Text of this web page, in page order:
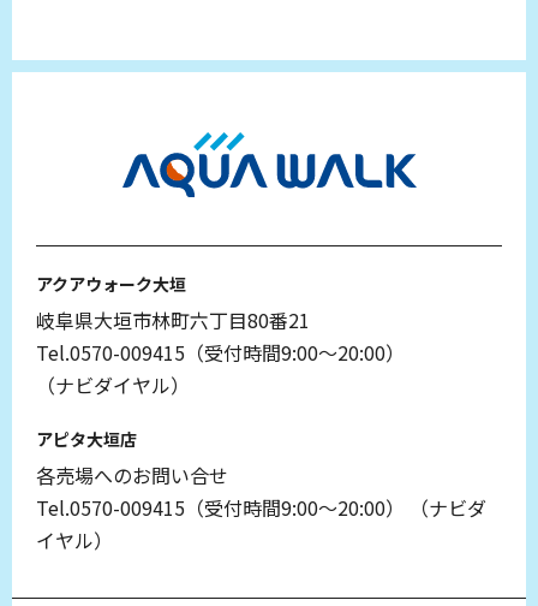
アクアウォーク大垣
岐阜県大垣市林町六丁目80番21
Tel.0570-009415（受付時間9:00～20:00）
（ナビダイヤル）
アピタ大垣店
各売場へのお問い合せ
Tel.0570-009415（受付時間9:00～20:00）
（ナビダ
イヤル）